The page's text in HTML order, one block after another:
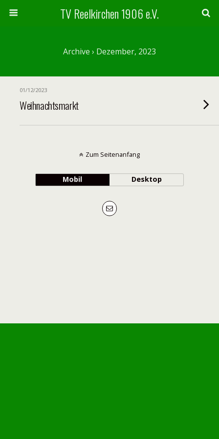
TV Reelkirchen 1906 e.V.
Archive › Dezember, 2023
01/12/2023
Weihnachtsmarkt
Zum Seitenanfang
Mobil Desktop